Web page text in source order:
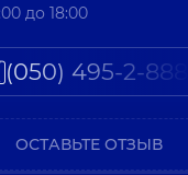
до 18:00
(050) 495-2-888
ОСТАВЬТЕ ОТЗЫВ